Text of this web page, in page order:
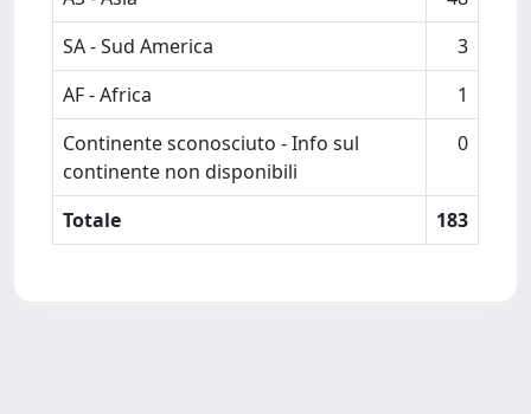
SA - Sud America
3
AF - Africa
1
Continente sconosciuto - Info sul
continente non disponibili
0
Totale 183